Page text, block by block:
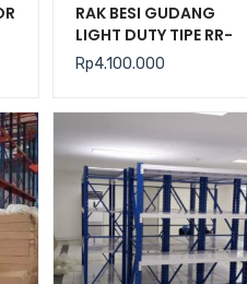
RAK BESI GUDANG
LIGHT DUTY TIPE RR-
250 L80, KAPASITAS
250 KG
Rp4.100.000